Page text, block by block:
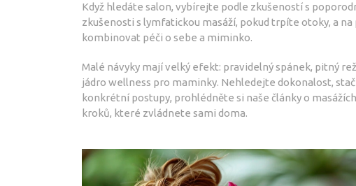
Když hledáte salon, vybírejte podle zkušeností s
zkušenosti s lymfatickou masáží, pokud trpíte otoky, a
kombinovat péči o sebe a miminko.
Malé návyky mají velký efekt: pravidelný spánek, pitný
jádro wellness pro maminky. Nehledejte dokonalost,
konkrétní postupy, prohlédněte si naše články o
kroků, které zvládnete sami doma.